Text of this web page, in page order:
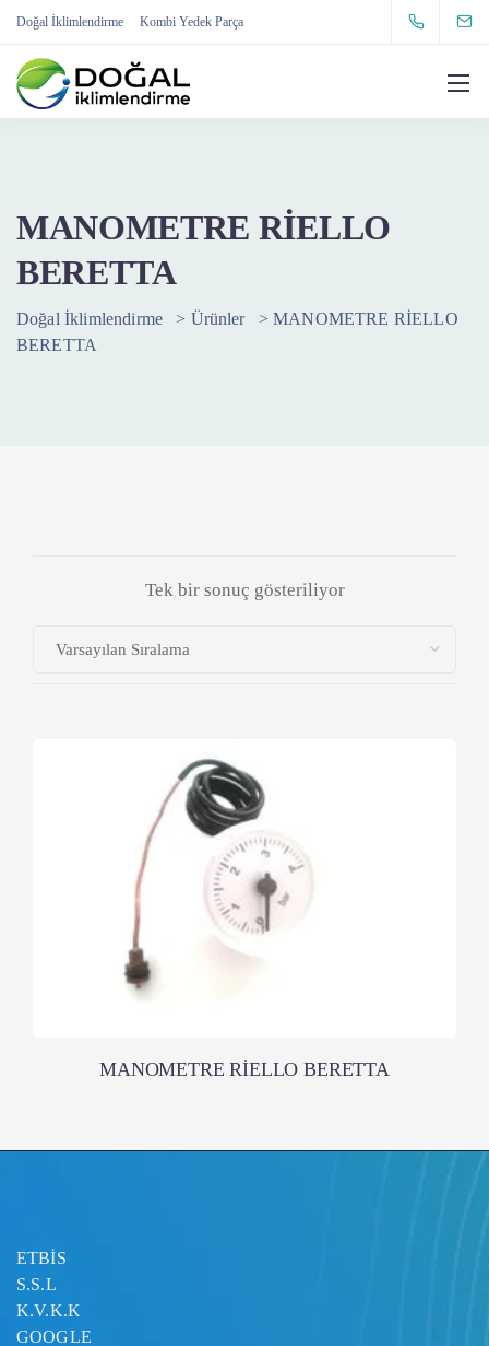
Doğal İklimlendirme Kombi Yedek Parça
MANOMETRE RİELLO
BERETTA
Doğal İklimlendirme > Ürünler >MANOMETRE RİELLO
BERETTA
Tek bir sonuç gösteriliyor
MANOMETRE RİELLO BERETTA
ETBİS
S.S.L
K.V.K.K
GOOGLE